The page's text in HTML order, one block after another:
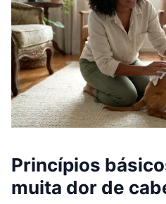
Princípios
muita dor de